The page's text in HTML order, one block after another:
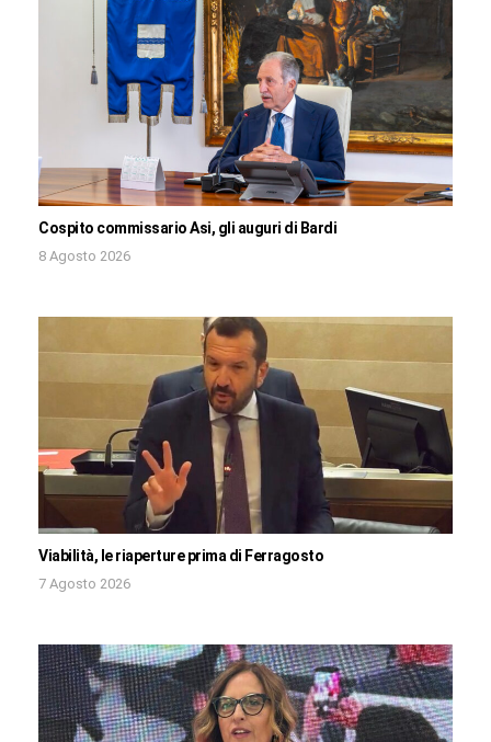
Cospito commissario Asi, gli auguri di Bardi
8 Agosto 2026
Viabilità, le riaperture prima di Ferragosto
7 Agosto 2026